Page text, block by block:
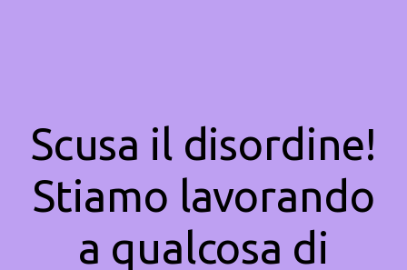
Scusa il disordine!
Stiamo lavorando
a qualcosa di